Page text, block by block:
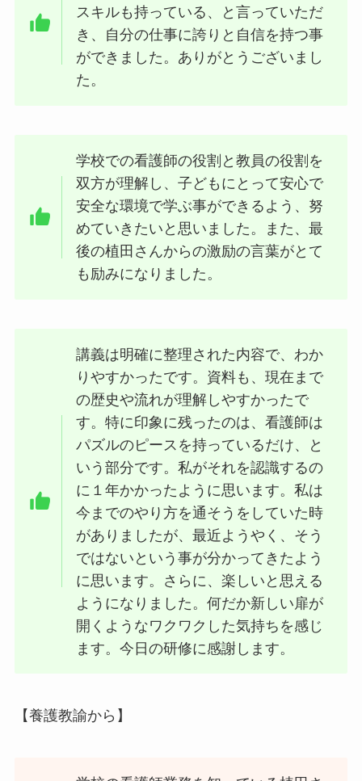
スキルも持っている、と言っていただ
き、自分の仕事に誇りと自信を持つ事
ができました。ありがとうございまし
た。
学校での看護師の役割と教員の役割を
双方が理解し、子どもにとって安心で
安全な環境で学ぶ事ができるよう、努
めていきたいと思いました。また、最
後の植田さんからの激励の言葉がとて
も励みになりました。
講義は明確に整理された内容で、わか
りやすかったです。資料も、現在まで
の歴史や流れが理解しやすかったで
す。特に印象に残ったのは、看護師は
パズルのピースを持っているだけ、と
いう部分です。私がそれを認識するの
に１年かかったように思います。私は
今までのやり方を通そうをしていた時
がありましたが、最近ようやく、そう
ではないという事が分かってきたよう
に思います。さらに、楽しいと思える
ようになりました。何だか新しい扉が
開くようなワクワクした気持ちを感じ
ます。今日の研修に感謝します。
【養護教諭から】